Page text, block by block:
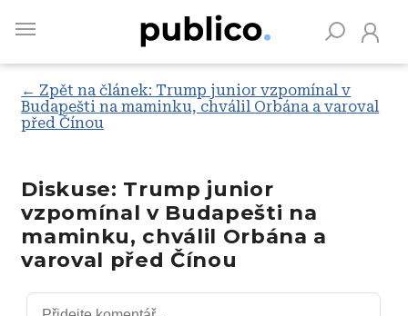
main
← Zpět na článek: Trump junior vzpomínal v
Budapešti na maminku, chválil Orbána a varoval
před Čínou
Diskuse: Trump junior
vzpomínal v Budapešti na
maminku, chválil Orbána a
varoval před Čínou
Vyhledávejte na Publiku